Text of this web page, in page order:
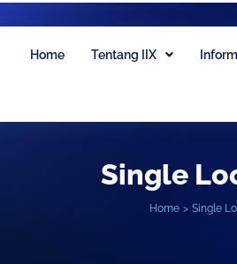
Home Tentang IIX
Single
Home Single